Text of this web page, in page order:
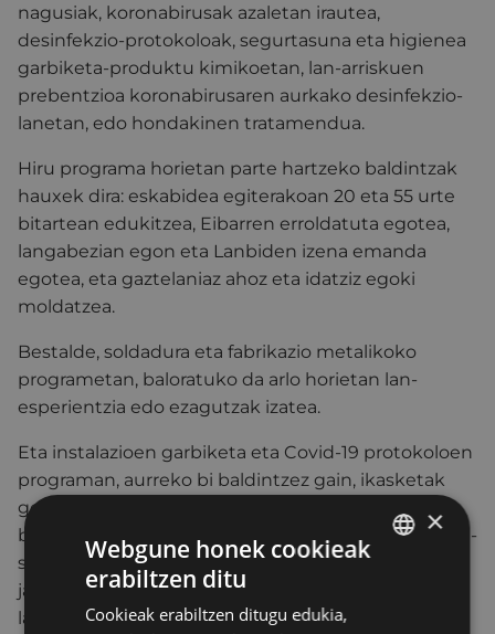
nagusiak, koronabirusak azaletan irautea,
desinfekzio-protokoloak, segurtasuna eta higienea
garbiketa-produktu kimikoetan, lan-arriskuen
prebentzioa koronabirusaren aurkako desinfekzio-
lanetan, edo hondakinen tratamendua.
Hiru programa horietan parte hartzeko baldintzak
hauxek dira: eskabidea egiterakoan 20 eta 55 urte
bitartean edukitzea, Eibarren erroldatuta egotea,
langabezian egon eta Lanbiden izena emanda
egotea, eta gaztelaniaz ahoz eta idatziz egoki
moldatzea.
Bestalde, soldadura eta fabrikazio metalikoko
programetan, baloratuko da arlo horietan lan-
esperientzia edo ezagutzak izatea.
Eta instalazioen garbiketa eta Covid-19 protokoloen
programan, aurreko bi baldintzez gain, ikasketak
gehienez ere Batxilergoa izango dira, eta honako
baldintza hauetakoren bat bete beharko dute: Diru-
sarrerak Bermatzeko Errenta edo langabezia
jasotzea, karga familiarrak izatea eta iraupen luzeko
langabea izatea (12 hilabete baino gehiago)
×
Webgune honek cookieak
erabiltzen ditu
Cookieak erabiltzen ditugu edukia,